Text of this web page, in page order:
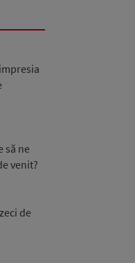
să ne
venit?
de